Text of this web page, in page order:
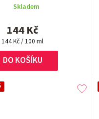
je
z
5
hvězdiček.
Skladem
144 Kč
Měrná
cena:
144 Kč / 100 ml
DO KOŠÍKU